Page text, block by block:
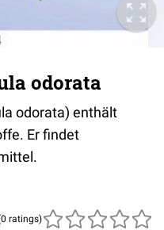
odorata
odorata) enthält
Er findet
ratings)